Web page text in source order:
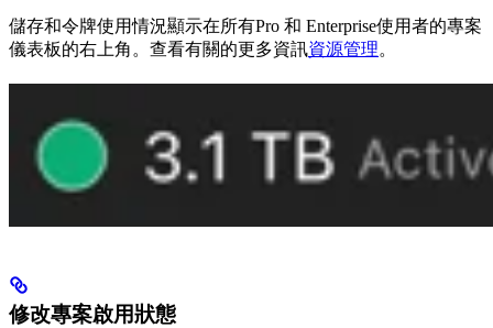
儲存和令牌使用情況顯示在所有Pro 和 Enterprise使用者的專案
儀表板的右上角。查看有關的更多資訊資源管理。
修改專案啟用狀態